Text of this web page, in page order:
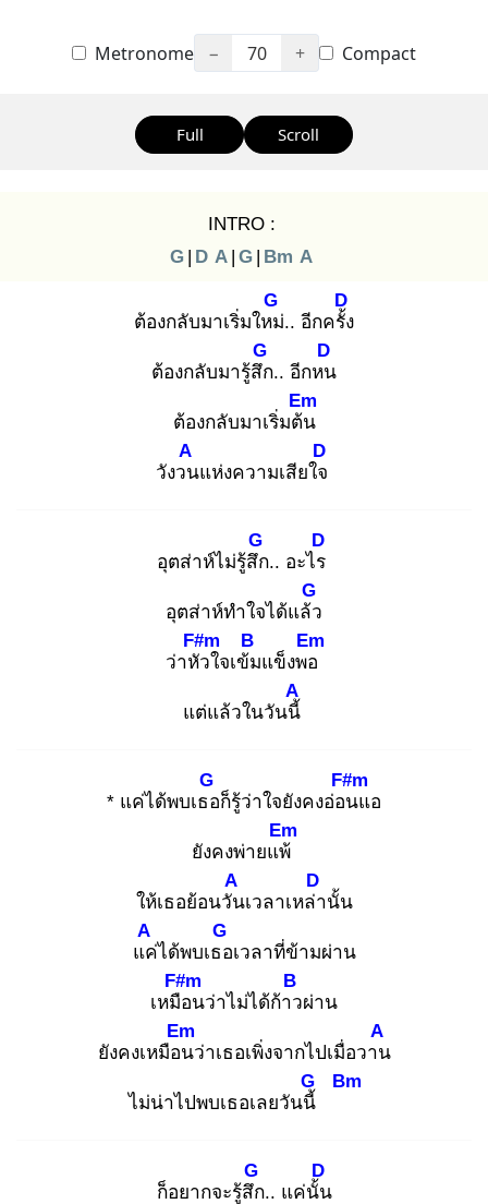
Metronome − 70 + Compact
Full Scroll
INTRO :
G | D A | G | Bm A
ต้องกลับมาเริ่มใหม่
G
.. อีกครั้ง
D
ต้องกลับมารู้สึก
G
.. อีกหน
D
ต้องกลับมาเริ่มต้น
Em
วังวน
A
แห่งความเสียใจ
D
อุตส่าห์ไม่รู้สึก
G
.. อะไร
D
อุตส่าห์ทำใจได้แล้ว
G
ว่าหัว
F#m
ใจเข้ม
B
แข็งพอ
Em
แต่แล้วในวันนี้
A
* แค่ได้พบเธอ
G
ก็รู้ว่าใจยังคงอ่อน
F#m
แอ
ยังคงพ่ายแพ้
Em
ให้เธอย้อนวัน
A
เวลาเหล่า
D
นั้น
แค่
A
ได้พบเธอ
G
เวลาที่ข้ามผ่าน
เหมือ
F#m
นว่าไม่ได้ก้าว
B
ผ่าน
ยังคงเหมือน
Em
ว่าเธอเพิ่งจากไปเมื่อวาน
A
ไม่น่าไปพบเธอเลยวันนี้
G Bm
ก็อยากจะรู้สึก
G
.. แค่นั้น
D